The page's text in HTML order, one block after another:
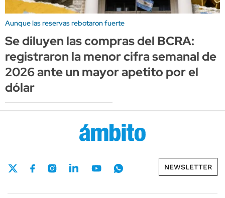
Aunque las reservas rebotaron fuerte
Se diluyen las compras del BCRA:
registraron la menor cifra semanal de
2026 ante un mayor apetito por el
dólar
NEWSLETTER